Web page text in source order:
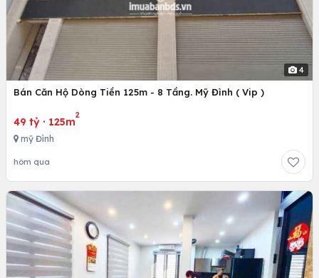
4
Bán Căn Hộ Dòng Tiền 125m - 8 Tầng. Mỹ Đình ( Vip )
49 tỷ · 125m
2
mỹ Đình
hôm qua